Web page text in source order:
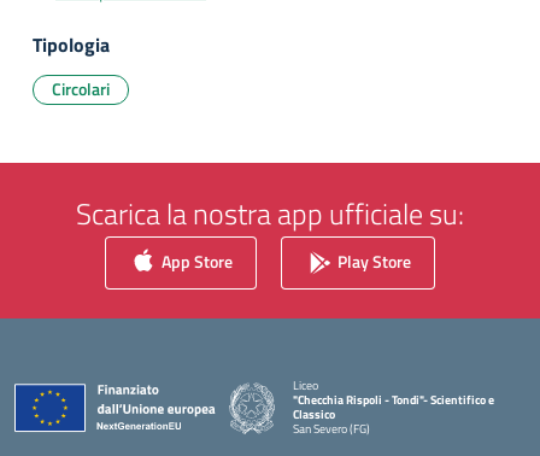
Tipologia
Circolari
Scarica la nostra app ufficiale su:
App Store Play Store
Liceo
"Checchia Rispoli - Tondi"- Scientifico e
Classico
San Severo (FG)